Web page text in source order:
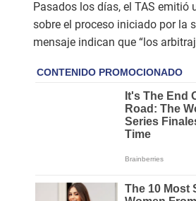
Pasados los días, el TAS
sobre el proceso iniciado por la
mensaje indican que “los